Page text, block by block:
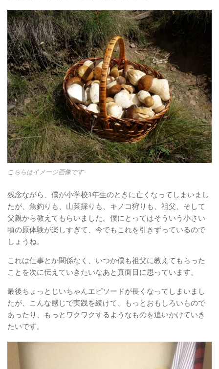
こちらはイメージ画像です
残念ながら、僕が小学校3年生のときに亡くなってしまいまし
たが、魚釣りも、山菜採りも、キノコ狩りも、祖父、そして
父親から教えてもらいました。僕にとってはそういう小さい
頃の原体験が楽しすぎて、今でもこれを引きずっているので
しょうね。
これは仕事とか関係なく、いつか僕も祖父に教えてもらった
ことを次に伝えていきたいなあと真面目に思っています。
最後ちょっとじいちゃんエピソードが長くなってしまいまし
たが、こんな感じで実践を続けて、もっとおもしろいもので
あったり、もっとワクワクするようなものを追いかけていき
たいです。